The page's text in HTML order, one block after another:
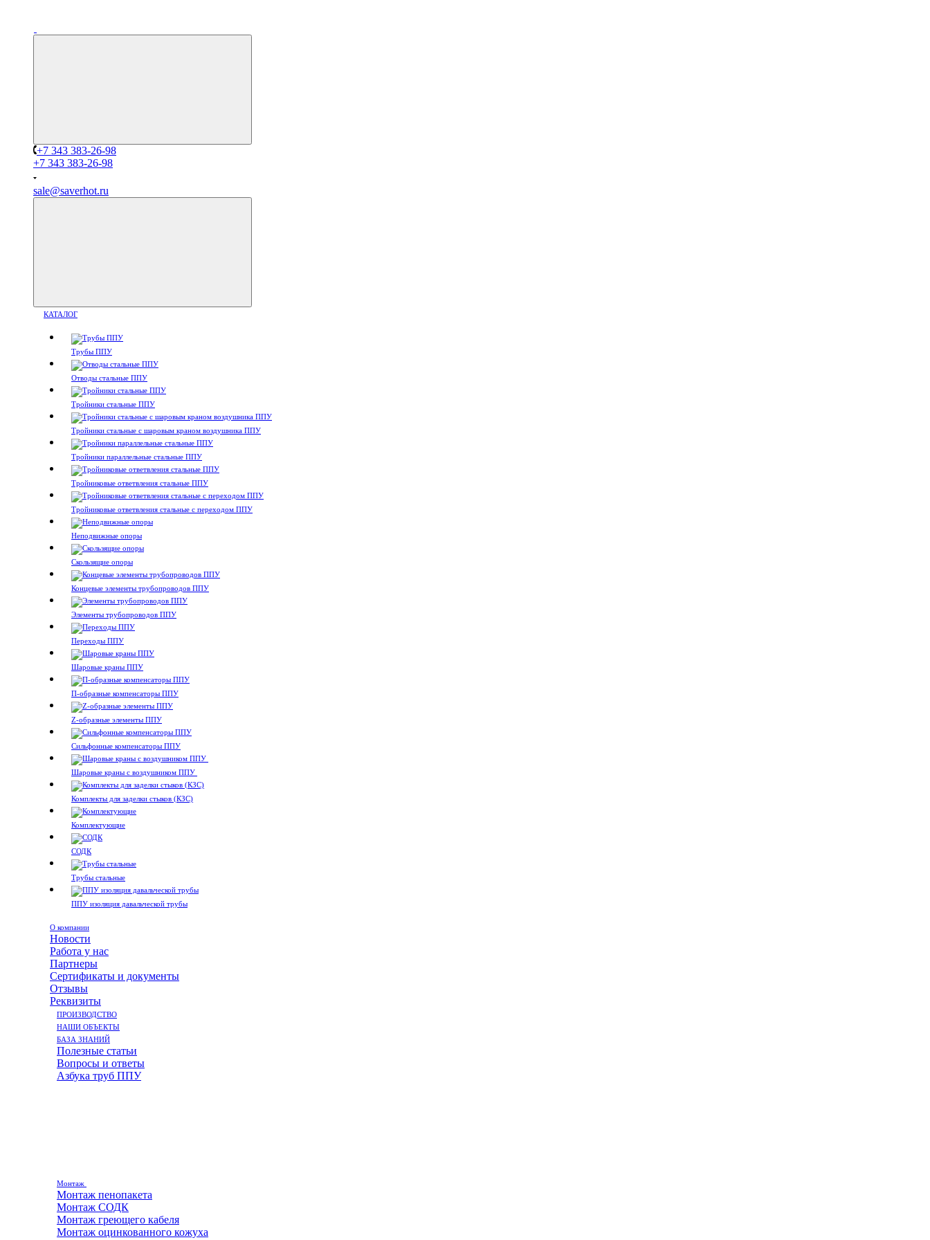
+7 343 383-26-98
+7 343 383-26-98
sale@saverhot.ru
КАТАЛОГ
Трубы ППУ
Отводы стальные ППУ
Тройники стальные ППУ
Тройники стальные с шаровым краном воздушника ППУ
Тройники параллельные стальные ППУ
Тройниковые ответвления стальные ППУ
Тройниковые ответвления стальные с переходом ППУ
Неподвижные опоры
Скользящие опоры
Концевые элементы трубопроводов ППУ
Элементы трубопроводов ППУ
Переходы ППУ
Шаровые краны ППУ
П-образные компенсаторы ППУ
Z-образные элементы ППУ
Сильфонные компенсаторы ППУ
Шаровые краны с воздушником ППУ
Комплекты для заделки стыков (КЗС)
Комплектующие
СОДК
Трубы стальные
ППУ изоляция давальческой трубы
О компании
Новости
Работа у нас
Партнеры
Сертификаты и документы
Отзывы
Реквизиты
ПРОИЗВОДСТВО
НАШИ ОБЪЕКТЫ
БАЗА ЗНАНИЙ
Полезные статьи
Вопросы и ответы
Азбука труб ППУ
Монтаж
Монтаж пенопакета
Монтаж СОДК
Монтаж греющего кабеля
Монтаж оцинкованного кожуха